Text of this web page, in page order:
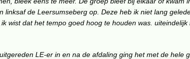
linksaf de Leersumseberg op. Deze heb ik niet lang
wist dat het tempo goed hoog te houden was. uiteindelijk
LE-er in en na de afdaling ging het met de hele